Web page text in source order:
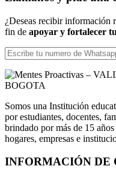
¿Deseas recibir información
fin de apoyar y fortalecer
Somos una Institución
por estudiantes, docentes,
brindado por más de 15
hogares, empresas e
INFORMACIÓN DE